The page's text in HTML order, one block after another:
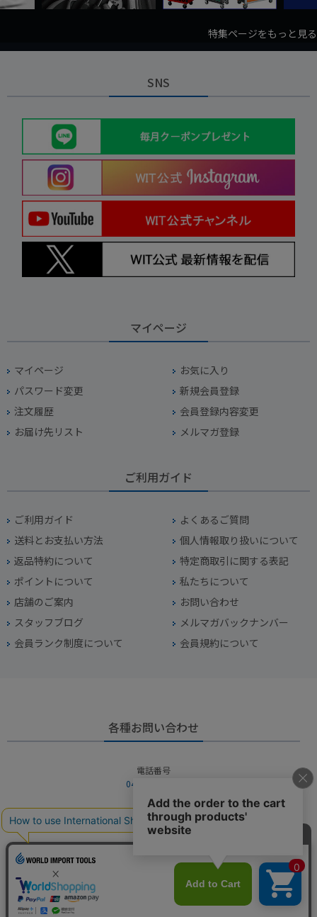
特集ページをもっと見る
SNS
マイページ
マイページ
お気に入り
パスワード変更
新規会員登録
注文履歴
会員登録内容変更
お届け先リスト
メルマガ登録
ご利用ガイド
ご利用ガイド
よくあるご質問
送料とお支払い方法
個人情報取り扱いについて
返品特約について
特定商取引に関する表記
ポイントについて
私たちについて
店舗のご案内
お問い合わせ
スタッフブログ
メルマガバックナンバー
会員ランク制度について
会員規約について
各種お問い合わせ
電話番号
045-949-2451
営業時間
10：00～19：00
お問い合わせフォームからお問い合わせ